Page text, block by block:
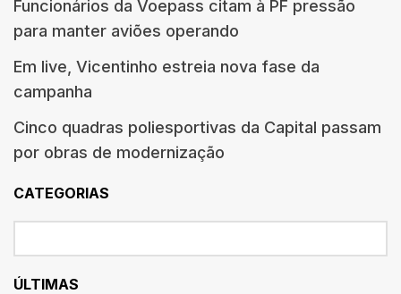
Funcionários da Voepass citam à PF pressão
para manter aviões operando
Em live, Vicentinho estreia nova fase da
campanha
Cinco quadras poliesportivas da Capital passam
por obras de modernização
CATEGORIAS
ÚLTIMAS